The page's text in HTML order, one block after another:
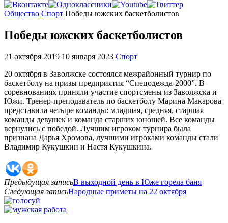
Главная
Общество Спорт Победы южских баскетболистов
Победы южских баскетболистов
21 октября 2019 10 января 2023 Спорт
20 октября в Заволжске состоялся межрайонный турнир по
баскетболу на призы предприятия “Спецодежда-2000”. В
соревнованиях приняли участие спортсмены из Заволжска и
Южи. Тренер-преподаватель по баскетболу Марина Макарова
представила четыре команды: младшая, средняя, старшая
команды девушек и команда старших юношей. Все команды
вернулись с победой. Лучшим игроком турнира была
признана Дарья Хромова, лучшими игроками команды стали
Владимир Кукушкин и Настя Кукушкина.
Предыдущая записьВ выходной день в Юже горела баня
Следующая записьНародные приметы на 22 октября